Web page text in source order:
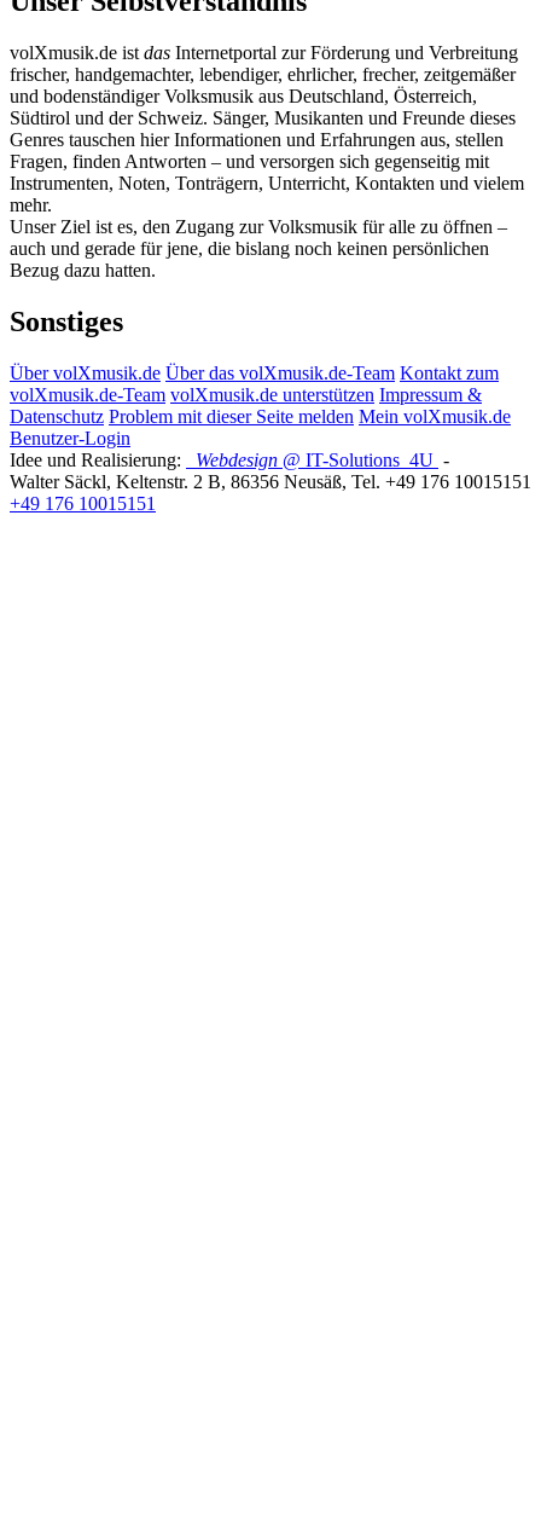
volXmusik.de ist das Internetportal zur Förderung und Verbreitung
frischer, handgemachter, lebendiger, ehrlicher, frecher, zeitgemäßer
und bodenständiger Volksmusik aus Deutschland, Österreich,
Südtirol und der Schweiz. Sänger, Musikanten und Freunde dieses
Genres tauschen hier Informationen und Erfahrungen aus, stellen
Fragen, finden Antworten – und versorgen sich gegenseitig mit
Instrumenten, Noten, Tonträgern, Unterricht, Kontakten und vielem
mehr.
Unser Ziel ist es, den Zugang zur Volksmusik für alle zu öffnen –
auch und gerade für jene, die bislang noch keinen persönlichen
Bezug dazu hatten.
Sonstiges
Über volXmusik.de Über das volXmusik.de-Team Kontakt zum
volXmusik.de-Team volXmusik.de unterstützen Impressum &
Datenschutz Problem mit dieser Seite melden Mein volXmusik.de
Benutzer-Login
Idee und Realisierung:
Webdesign @ IT-Solutions 4U -
Walter Säckl, Keltenstr. 2 B, 86356 Neusäß, Tel. +49 176 10015151
+49 176 10015151